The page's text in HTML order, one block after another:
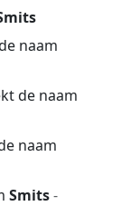
naam
de naam
naam
Smits-